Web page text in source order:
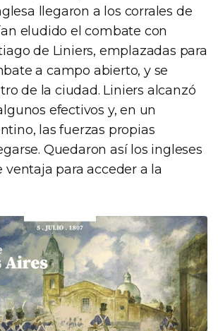
llegaron a los corrales de
eludido el combate con
de Liniers, emplazadas para
a campo abierto, y se
de la ciudad. Liniers alcanzó
efectivos y, en un
las fuerzas propias
Quedaron así los ingleses
ventaja para acceder a la